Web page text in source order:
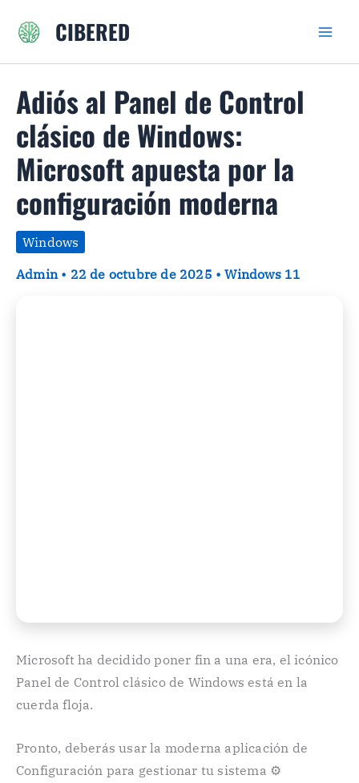
CIBERED
Adiós al Panel de Control
clásico de Windows:
Microsoft apuesta por la
configuración moderna
Windows
Admin • 22 de octubre de 2025 •Windows 11
Microsoft ha decidido poner fin a una era, el icónico
Panel de Control clásico de Windows está en la
cuerda floja.
Pronto, deberás usar la moderna aplicación de
Configuración para gestionar tu sistema ⚙️